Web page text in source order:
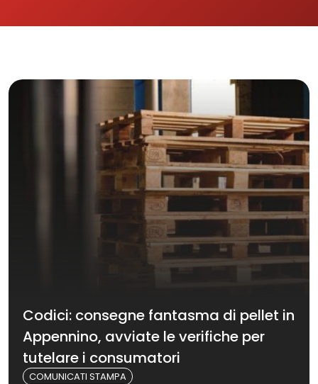
Codici: consegne fantasma di pellet in
Appennino, avviate le verifiche per
tutelare i consumatori
COMUNICATI STAMPA